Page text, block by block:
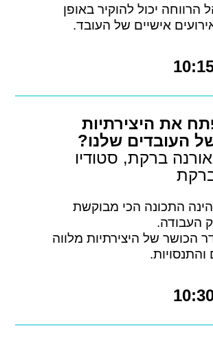
הרווחה יכול להוקיר באופן
אישיים של העובד.
את היצירתיות
העובדים שלנו?
ברקת, סטודיו
הינה התכונה הכי מבוקשת
העבודה.
הכושר של היצירתיות מלווה
והתנסויות.